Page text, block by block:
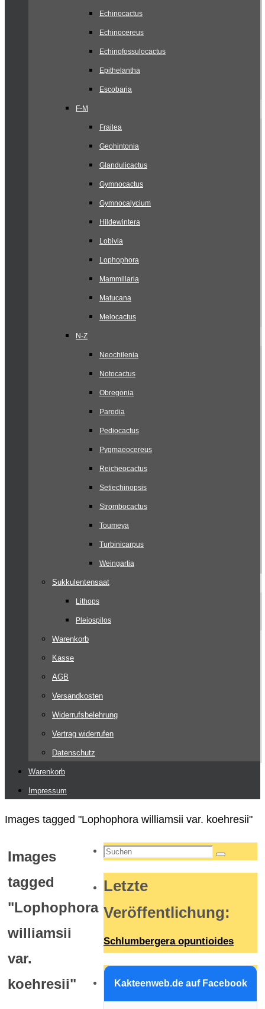
Echinocactus
Echinocereus
Echinofossulocactus
Epithelantha
Escobaria
F-M
Frailea
Geohintonia
Glandulicactus
Gymnocactus
Gymnocalycium
Hildewintera
Lobivia
Lophophora
Mammillaria
Matucana
Melocactus
N-Z
Neochilenia
Notocactus
Obregonia
Parodia
Pediocactus
Pygmaeocereus
Reicheocactus
Setiechinopsis
Strombocactus
Toumeya
Turbinicarpus
Weingartia
Sukkulentensaat
Lithops
Pleiospilos
Warenkorb
Kasse
AGB
Versandkosten
Widerrufsbelehrung
Vertrag widerrufen
Datenschutz
Warenkorb
Impressum
Start
Images tagged "Lophophora williamsii var. koehresii"
Images
tagged
"Lophophora
williamsii
var.
koehresii"
Suchen
Suchen
Letzte
Veröffentlichung:
Schlumbergera opuntioides
Kakteenweb.de auf Facebook